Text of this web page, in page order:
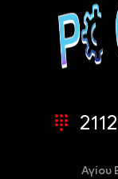
Αγίου